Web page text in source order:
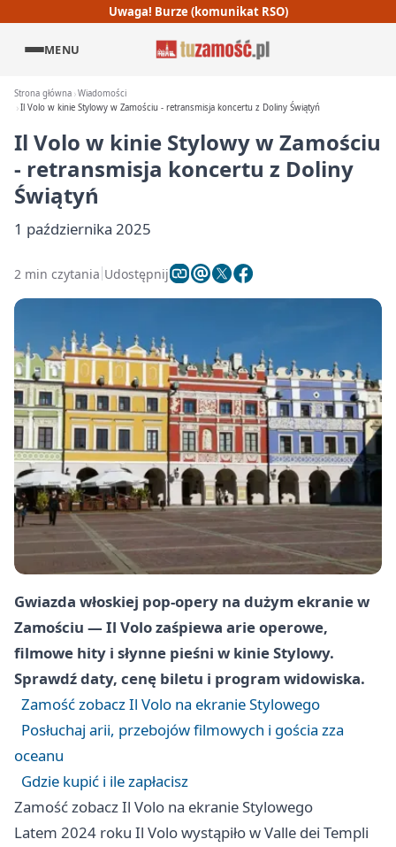
Uwaga! Burze (komunikat RSO)
MENU
Strona główna Wiadomości
Il Volo w kinie Stylowy w Zamościu - retransmisja koncertu z Doliny Świątyń
Il Volo w kinie Stylowy w Zamościu
- retransmisja koncertu z Doliny
Świątyń
1 października 2025
2 min czytania Udostępnij
Gwiazda włoskiej pop-opery na dużym ekranie w
Zamościu — Il Volo zaśpiewa arie operowe,
filmowe hity i słynne pieśni w kinie Stylowy.
Sprawdź daty, cenę biletu i program widowiska.
Zamość zobacz Il Volo na ekranie Stylowego
Posłuchaj arii, przebojów filmowych i gościa zza
oceanu
Gdzie kupić i ile zapłacisz
Zamość zobacz Il Volo na ekranie Stylowego
Latem 2024 roku Il Volo wystąpiło w Valle dei Templi